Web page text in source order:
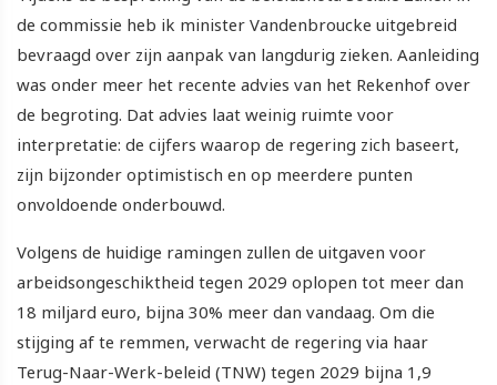
de commissie heb ik minister Vandenbroucke uitgebreid
bevraagd over zijn aanpak van langdurig zieken. Aanleiding
was onder meer het recente advies van het Rekenhof over
de begroting. Dat advies laat weinig ruimte voor
interpretatie: de cijfers waarop de regering zich baseert,
zijn bijzonder optimistisch en op meerdere punten
onvoldoende onderbouwd.
Volgens de huidige ramingen zullen de uitgaven voor
arbeidsongeschiktheid tegen 2029 oplopen tot meer dan
18 miljard euro, bijna 30% meer dan vandaag. Om die
stijging af te remmen, verwacht de regering via haar
Terug-Naar-Werk-beleid (TNW) tegen 2029 bijna 1,9